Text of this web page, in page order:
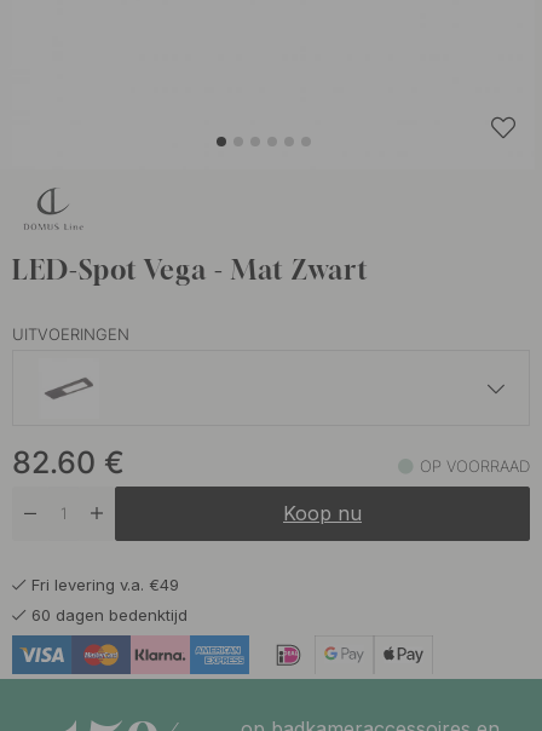
LED-Spot Vega - Mat Zwart
UITVOERINGEN
Roestvrijstalen Afwerking Op voorraad
82.60 € OP VOORRAAD
Koop nu
Fri levering v.a. €49
60 dagen bedenktijd